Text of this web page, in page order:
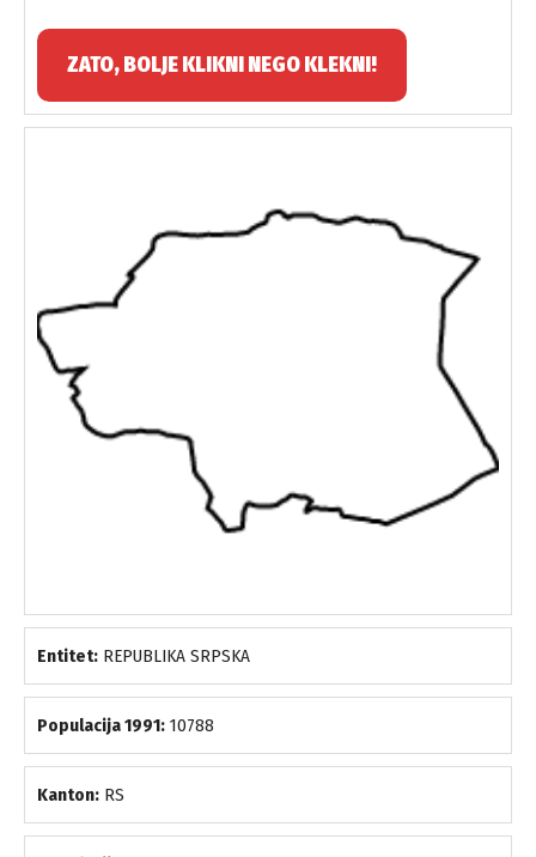
ZATO, BOLJE KLIKNI NEGO KLEKNI!
Entitet: REPUBLIKA SRPSKA
Populacija 1991: 10788
Kanton: RS